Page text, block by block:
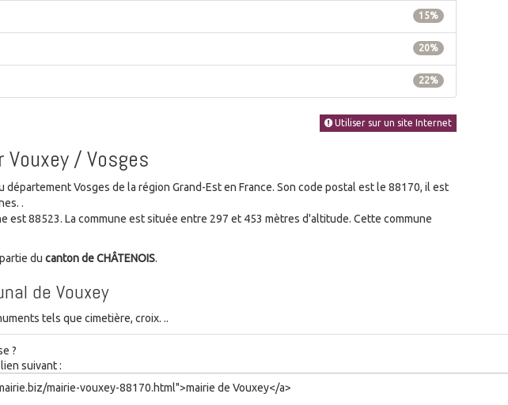
15%
20%
22%
Utiliser sur un site Internet
/ Vosges
département Vosges de la région Grand-Est en France. Son code postal est le 88170, il est
.
est 88523. La commune est située entre 297 et 453 mètres d'altitude. Cette commune
du canton de CHÂTENOIS.
de Vouxey
tels que cimetière, croix. ..
?
suivant :